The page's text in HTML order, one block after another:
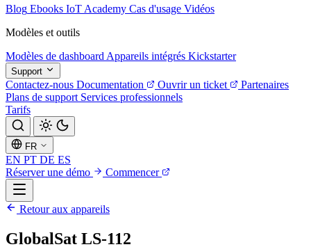
Blog Ebooks IoT Academy Cas d'usage Vidéos
Modèles et outils
Modèles de dashboard Appareils intégrés Kickstarter
Support
Contactez-nous Documentation Ouvrir un ticket
Partenaires
Plans de support Services professionnels
Tarifs
FR
EN PT DE ES
Réserver une démo
Commencer
Retour aux appareils
GlobalSat LS-112